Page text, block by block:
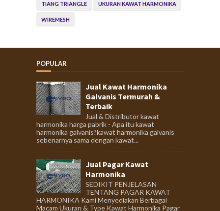
TIANG TRIANGLE UKURAN KAWAT HARMONIKA
WIREMESH
POPULAR
Jual Kawat Harmonika
Galvanis Termurah &
Terbaik
Jual & Distributor kawat
harmonika harga pabrik - Apa itu kawat
harmonika galvanis?kawat harmonika galvanis
sebenarnya sama dengan kawat...
Jual Pagar Kawat
Harmonika
SEDIKIT PENJELASAN
TENTANG PAGAR KAWAT
HARMONIKA Kami Menyediakan Berbagai
Macam Ukuran & Type Kawat Harmonika Pagar